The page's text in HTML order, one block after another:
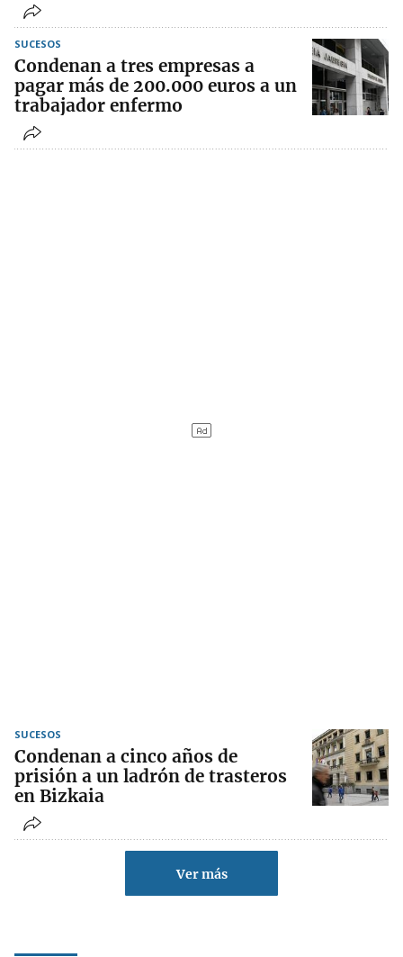
SUCESOS
Condenan a tres empresas a
pagar más de 200.000 euros a un
trabajador enfermo
SUCESOS
Condenan a cinco años de
prisión a un ladrón de trasteros
en Bizkaia
Ver más